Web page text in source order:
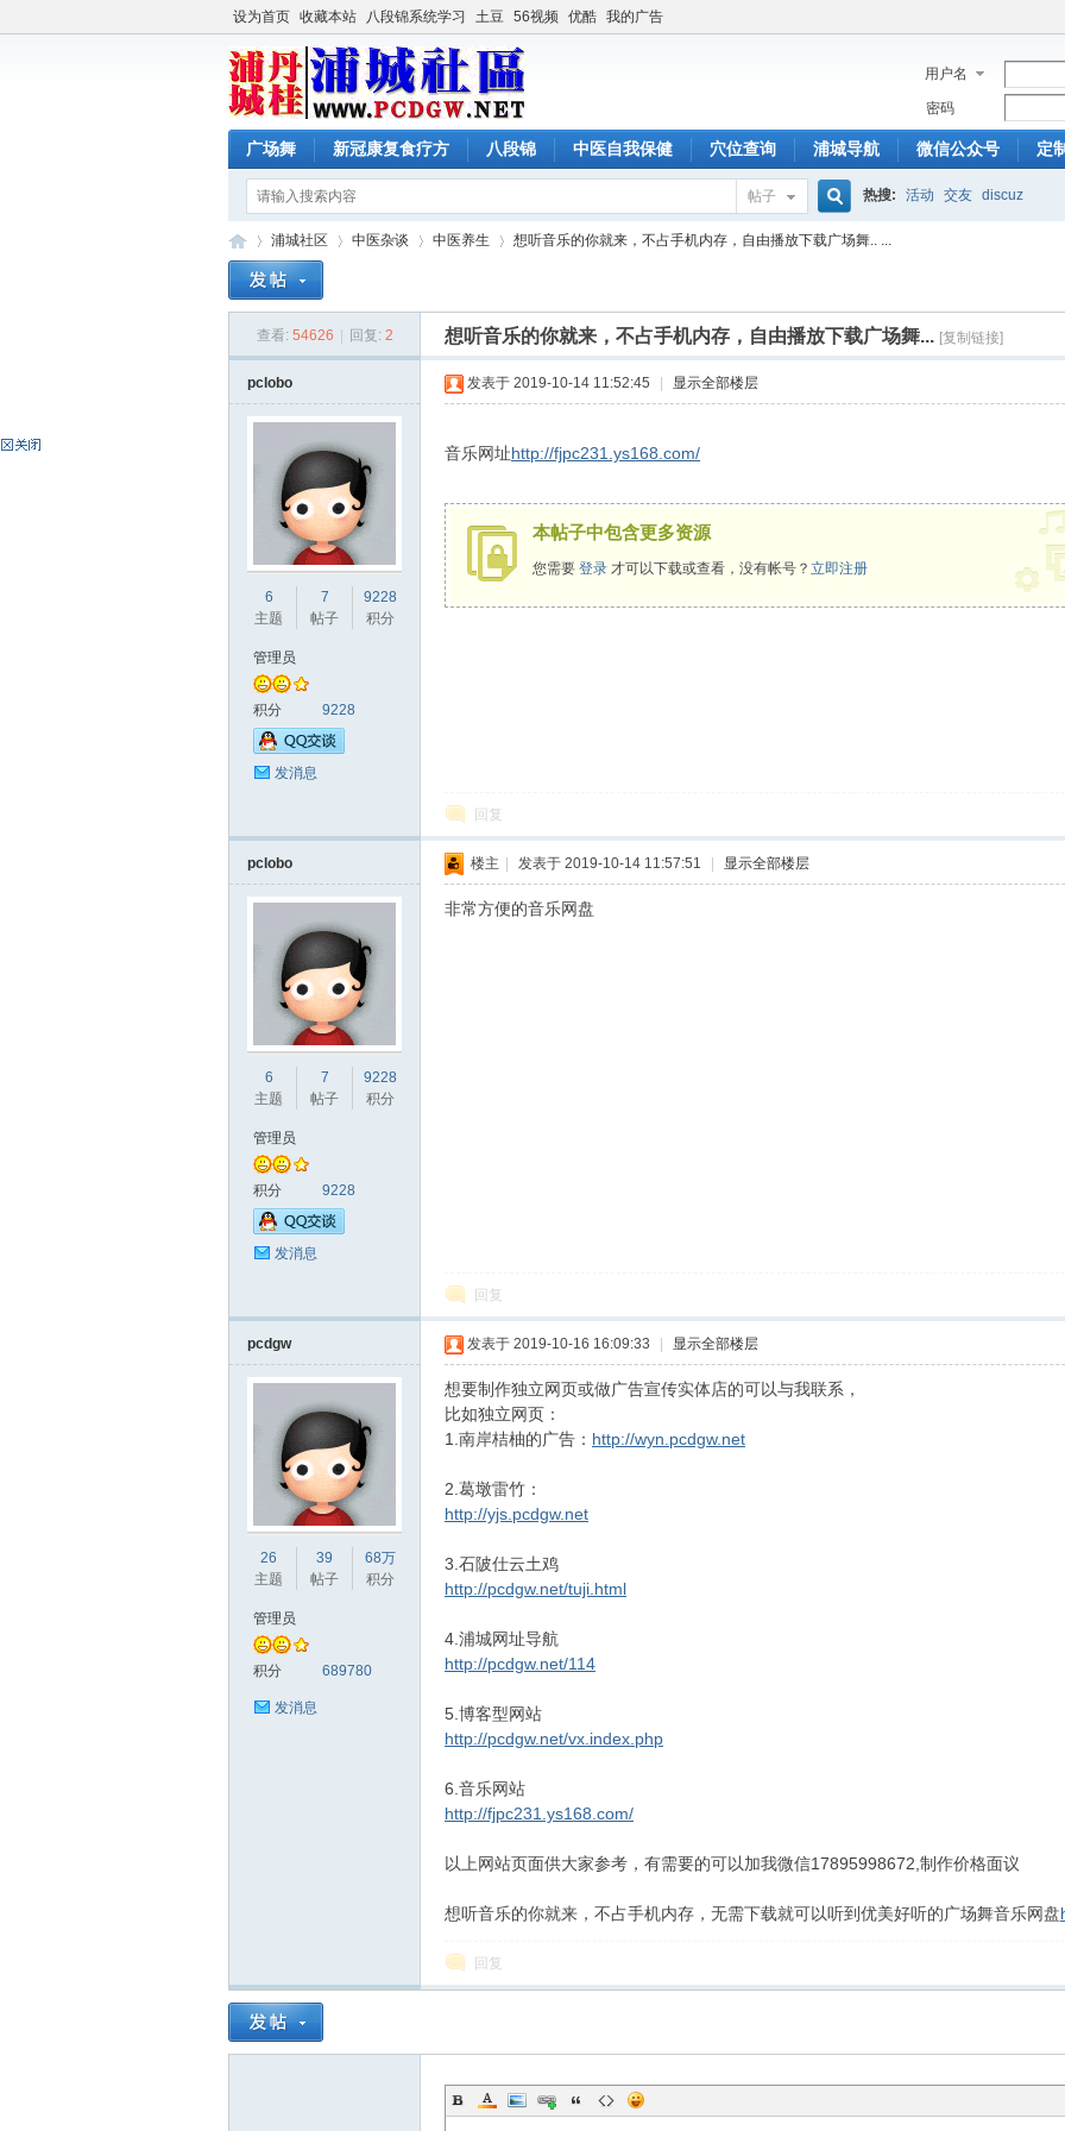
设为首页 收藏本站 八段锦系统学习 土豆 56视频 优酷 我的广告
用户名
密码
广场舞 新冠康复食疗方 八段锦 中医自我保健 穴位查询 浦城导航 微信公众号 定
帖子
搜
索
热搜: 活动 交友 discuz
浦城社区
›
中医杂谈 中医养生
›
想听音乐的你就来，不占手机内存，自由播放下载广场舞.. ...
查看: 54626 回复: 2 想听音乐的你就来，不占手机内存，自由播放下载广场舞... [复制链接]
pclobo
6
主题
7
帖子
9228
积分
管理员
积分 9228
发消息
发表于 2019-10-14 11:52:45 显示全部楼层
音乐网址http://fjpc231.ys168.com/
本帖子中包含更多资源
您需要 登录 才可以下载或查看，没有帐号？ 立即注册
回复
pclobo
6
主题
7
帖子
9228
积分
管理员
积分 9228
发消息
楼主 发表于 2019-10-14 11:57:51 显示全部楼层
非常方便的音乐网盘
回复
pcdgw
26
主题
39
帖子
68万
积分
管理员
积分 689780
发消息
发表于 2019-10-16 16:09:33 显示全部楼层
想要制作独立网页或做广告宣传实体店的可以与我联系，
比如独立网页：
1.南岸桔柚的广告： http://wyn.pcdgw.net
2.葛墩雷竹：
http://yjs.pcdgw.net
3.石陂仕云土鸡
http://pcdgw.net/tuji.html
4.浦城网址导航
http://pcdgw.net/114
5.博客型网站
http://pcdgw.net/vx.index.php
6.音乐网站
http://fjpc231.ys168.com/
以上网站页面供大家参考，有需要的可以加我微信17895998672,制作价格面议
想听音乐的你就来，不占手机内存，无需下载就可以听到优美好听的广场舞音乐网盘
回复